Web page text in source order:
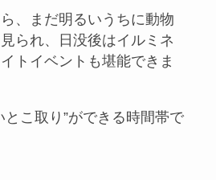
、まだ明るいうちに動物
られ、日没後はイルミネ
トイベントも堪能できま
とこ取り”ができる時間帯で